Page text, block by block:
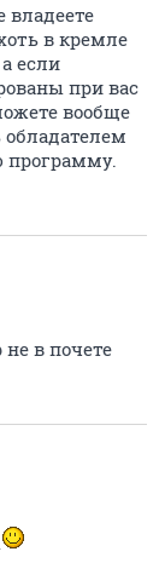
владеете
в кремле
если
при вас
вообще
программу.
в почете